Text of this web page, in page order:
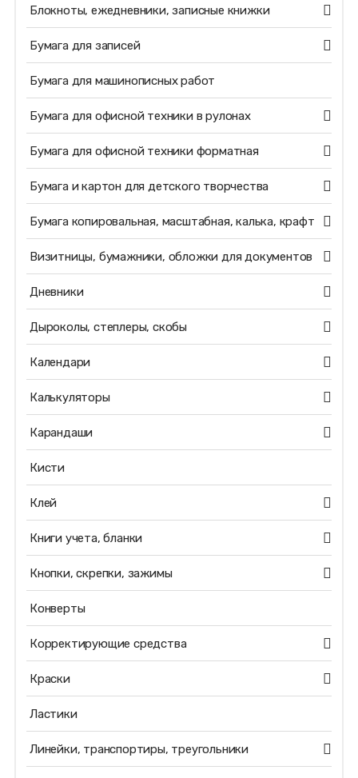
Блокноты, ежедневники, записные книжки
Бумага для записей
Бумага для машинописных работ
Бумага для офисной техники в рулонах
Бумага для офисной техники форматная
Бумага и картон для детского творчества
Бумага копировальная, масштабная, калька, крафт
Визитницы, бумажники, обложки для документов
Дневники
Дыроколы, степлеры, скобы
Календари
Калькуляторы
Карандаши
Кисти
Клей
Книги учета, бланки
Кнопки, скрепки, зажимы
Конверты
Корректирующие средства
Краски
Ластики
Линейки, транспортиры, треугольники